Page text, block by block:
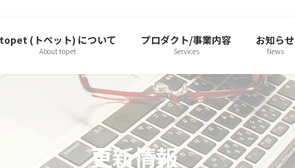
topet (トペット) について
About topet
プロダクト/事業内容
Services
お知らせ
News
更新情報